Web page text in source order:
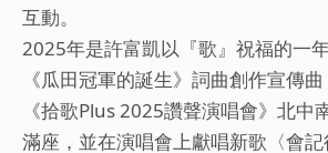
互動。
2025年是許富凱以『歌』祝福的一
《瓜田冠軍的誕生》詞曲創作宣傳
《拾歌Plus 2025讚聲演唱會》北中
滿座，並在演唱會上獻唱新歌〈會